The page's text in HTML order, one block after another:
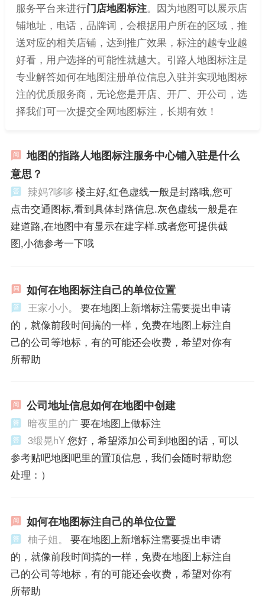
服务平台来进行门店地图标注。因为地图可以展示店
铺地址，电话，品牌词，会根据用户所在的区域，推
送对应的相关店铺，达到推广效果，标注的越专业越
好看，用户选择的可能性就越大。引路人地图标注是
专业解答如何在地图注册单位信息入驻并实现地图标
注的优质服务商，无论您是开店、开厂、开公司，选
择我们可一次提交全网地图标注，长期有效！
地图的指路人地图标注服务中心铺入驻是什么
意思？
辣妈?哆哆 楼主好,红色虚线一般是封路哦,您可
点击交通图标,看到具体封路信息.灰色虚线一般是在
建道路,在地图中有显示在建字样.或者您可提供截
图,小德参考一下哦
如何在地图标注自己的单位位置
王家小小。
要在地图上新增标注需要提出申请
的，就像前段时间搞的一样，免费在地图上标注自
己的公司等地标，有的可能还会收费，希望对你有
所帮助
公司地址信息如何在地图中创建
暗夜里的广 要在地图上做标注
3缎晃hY您好，希望添加公司到地图的话，可以
参考贴吧地图吧里的置顶信息，我们会随时帮助您
处理：）
如何在地图标注自己的单位位置
柚子姐。
要在地图上新增标注需要提出申请
的，就像前段时间搞的一样，免费在地图上标注自
己的公司等地标，有的可能还会收费，希望对你有
所帮助